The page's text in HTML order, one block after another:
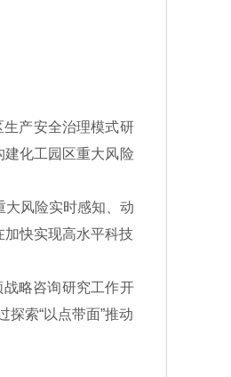
产安全治理模式研
建化工园区重大风险
大风险实时感知、动
加快实现高水平科技
略咨询研究工作开
索“以点带面”推动